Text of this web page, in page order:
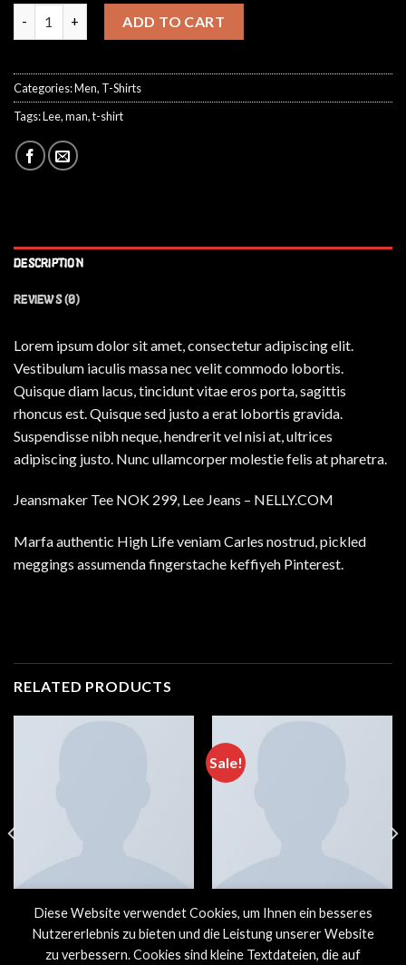
ADD TO CART
Categories:Men, T-Shirts
Tags:Lee,man,t-shirt
DESCRIPTION
REVIEWS (0)
Lorem ipsum dolor sit amet, consectetur adipiscing elit.
Vestibulum iaculis massa nec velit commodo lobortis.
Quisque diam lacus, tincidunt vitae eros porta, sagittis
rhoncus est. Quisque sed justo a erat lobortis gravida.
Suspendisse nibh neque, hendrerit vel nisi at, ultrices
adipiscing justo. Nunc ullamcorper molestie felis at pharetra.
Jeansmaker Tee NOK 299, Lee Jeans – NELLY.COM
Marfa authentic High Life veniam Carles nostrud, pickled
meggings assumenda fingerstache keffiyeh Pinterest.
RELATED PRODUCTS
MEN
Bjorn Tee SS Jack & Jones
Sale!
MEN
Wicked SS O-Neck Selected
Homme
Diese Website verwendet Cookies, um Ihnen ein besseres
Nutzererlebnis zu bieten und die Leistung unserer Website
zu verbessern. Cookies sind kleine Textdateien, die auf